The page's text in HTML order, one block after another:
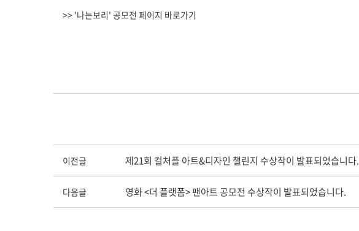
>> '나는보리' 공모전 페이지 바로가기
이전글 제21회 컬처플 아트&디자인 챌린지 수상작이 발표되었습니다.
다음글 영화 <더 플랫폼> 팬아트 공모전 수상작이 발표되었습니다.